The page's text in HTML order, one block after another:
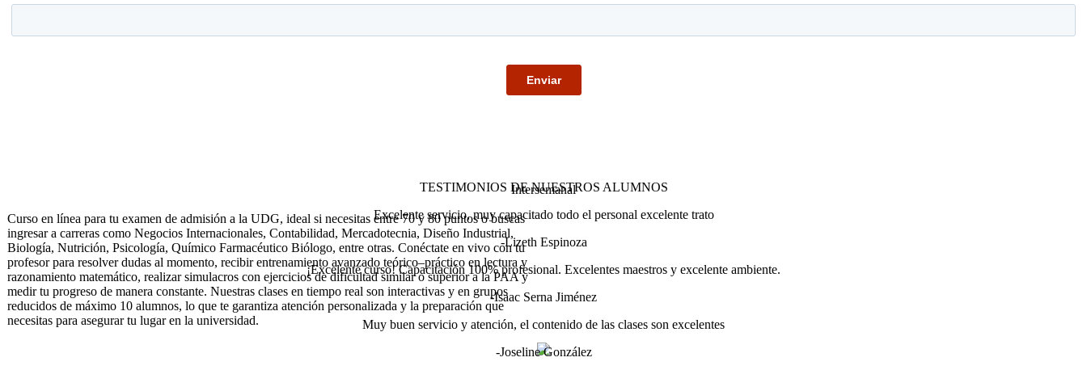
Intersemanal
Curso en línea para tu examen de admisión a la UDG, ideal si necesitas entre 70 y 80 puntos o buscas
ingresar a carreras como Negocios Internacionales, Contabilidad, Mercadotecnia, Diseño Industrial,
Biología, Nutrición, Psicología, Químico Farmacéutico Biólogo, entre otras. Conéctate en vivo con tu
profesor para resolver dudas al momento, recibir entrenamiento avanzado teórico–práctico en lectura y
razonamiento matemático, realizar simulacros con ejercicios de dificultad similar o superior a la PAA y
medir tu progreso de manera constante. Nuestras clases en tiempo real son interactivas y en grupos
reducidos de máximo 10 alumnos, lo que te garantiza atención personalizada y la preparación que
necesitas para asegurar tu lugar en la universidad.
TESTIMONIOS DE NUESTROS ALUMNOS
Excelente servicio, muy capacitado todo el personal excelente trato
-Lizeth Espinoza
¡Excelente curso! Capacitación 100% profesional. Excelentes maestros y excelente ambiente.
-Isaac Serna Jiménez
Muy buen servicio y atención, el contenido de las clases son excelentes
-Joseline González